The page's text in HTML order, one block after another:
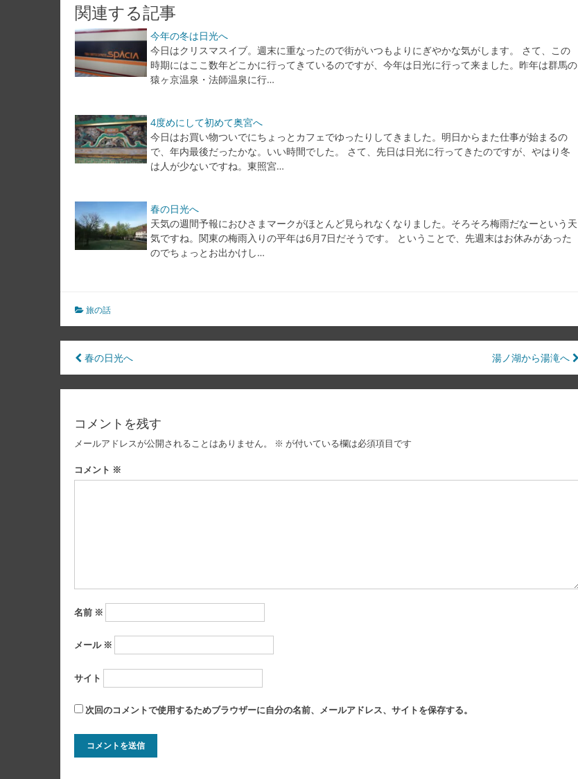
関連する記事
今年の冬は日光へ
今日はクリスマスイブ。週末に重なったので街がいつもよりにぎやかな気がします。 さて、この
時期にはここ数年どこかに行ってきているのですが、今年は日光に行って来ました。昨年は群馬の
猿ヶ京温泉・法師温泉に行…
4度めにして初めて奥宮へ
今日はお買い物ついでにちょっとカフェでゆったりしてきました。明日からまた仕事が始まるの
で、年内最後だったかな。いい時間でした。 さて、先日は日光に行ってきたのですが、やはり冬
は人が少ないですね。東照宮…
春の日光へ
天気の週間予報におひさまマークがほとんど見られなくなりました。そろそろ梅雨だなーという天
気ですね。関東の梅雨入りの平年は6月7日だそうです。 ということで、先週末はお休みがあった
のでちょっとお出かけし…
旅の話
投
稿
ビ
ゲ
ー
春の日光へ 湯ノ湖から湯滝へ
コメントを残す
メールアドレスが公開されることはありません。 ※ が付いている欄は必須項目です
コメント ※
名前 ※
メール ※
サイト
次回のコメントで使用するためブラウザーに自分の名前、メールアドレス、サイトを保存する。